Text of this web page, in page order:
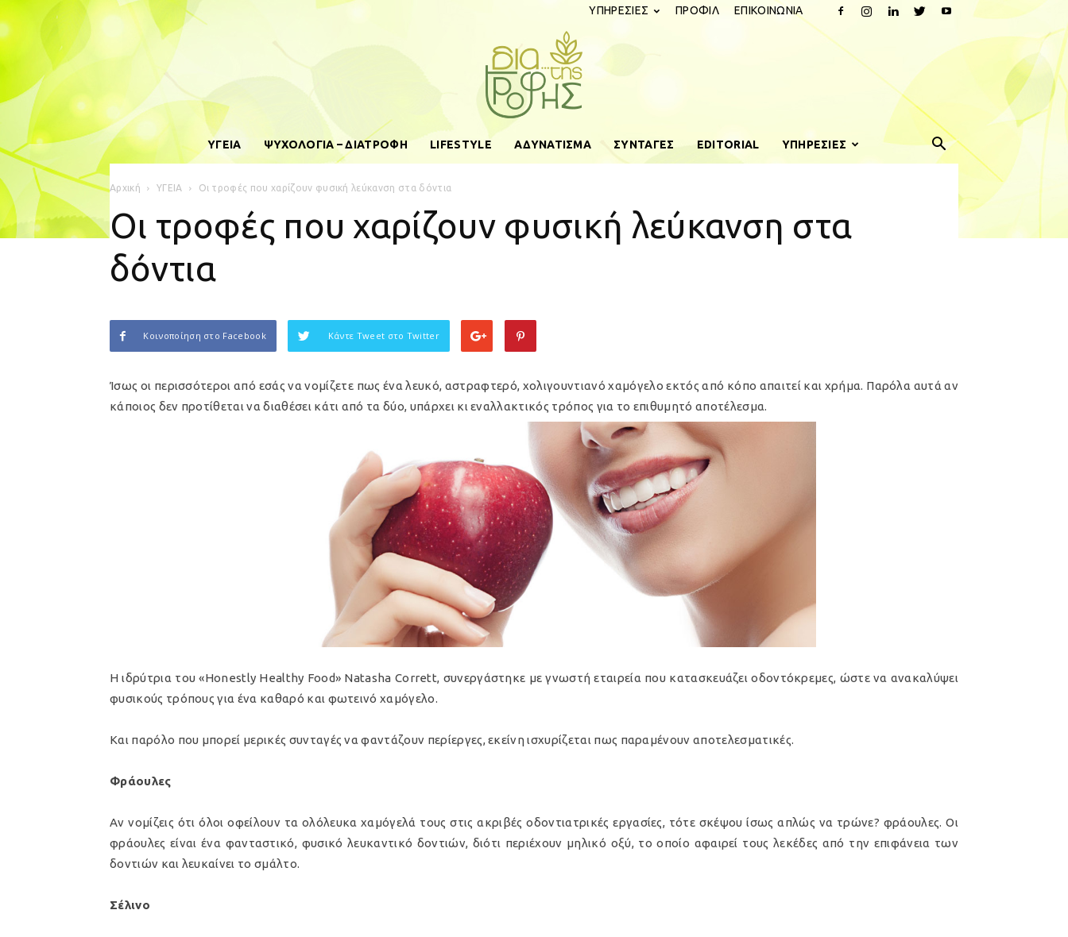
ΥΠΗΡΕΣΙΕΣ ΠΡΟΦΙΛ ΕΠΙΚΟΙΝΩΝΙΑ
ΥΓΕΙΑ ΨΥΧΟΛΟΓΙΑ – ΔΙΑΤΡΟΦΗ LIFESTYLE ΑΔΥΝΑΤΙΣΜΑ ΣΥΝΤΑΓΕΣ EDITORIAL ΥΠΗΡΕΣΙΕΣ
Αρχική ΥΓΕΙΑ Οι τροφές που χαρίζουν φυσική λεύκανση στα δόντια
Οι τροφές που χαρίζουν φυσική λεύκανση στα
δόντια
Κοινοποίηση στο Facebook Κάντε Tweet στο Twitter
Ίσως οι περισσότεροι από εσάς να νομίζετε πως ένα λευκό, αστραφτερό, χολιγουντιανό χαμόγελο εκτός από κόπο απαιτεί και χρήμα. Παρόλα αυτά αν
κάποιος δεν προτίθεται να διαθέσει κάτι από τα δύο, υπάρχει κι εναλλακτικός τρόπος για το επιθυμητό αποτέλεσμα.
Η ιδρύτρια του «Honestly Healthy Food» Natasha Corrett, συνεργάστηκε με γνωστή εταιρεία που κατασκευάζει οδοντόκρεμες, ώστε να ανακαλύψει
φυσικούς τρόπους για ένα καθαρό και φωτεινό χαμόγελο.
Και παρόλο που μπορεί μερικές συνταγές να φαντάζουν περίεργες, εκείνη ισχυρίζεται πως παραμένουν αποτελεσματικές.
Φράουλες
Αν νομίζεις ότι όλοι οφείλουν τα ολόλευκα χαμόγελά τους στις ακριβές οδοντιατρικές εργασίες, τότε σκέψου ίσως απλώς να τρώνε? φράουλες. Οι
φράουλες είναι ένα φανταστικό, φυσικό λευκαντικό δοντιών, διότι περιέχουν μηλικό οξύ, το οποίο αφαιρεί τους λεκέδες από την επιφάνεια των
δοντιών και λευκαίνει το σμάλτο.
Σέλινο